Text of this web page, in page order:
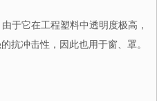
于它在工程塑料中透明度极高，
抗冲击性，因此也用于窗、罩。